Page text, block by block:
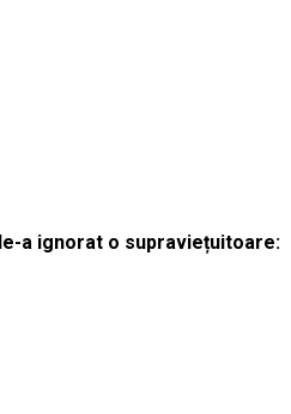
a ignorat o supraviețuitoare: